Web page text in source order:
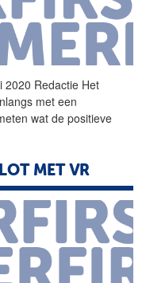
2020 Redactie Het
met een
wat de positieve
MET VR